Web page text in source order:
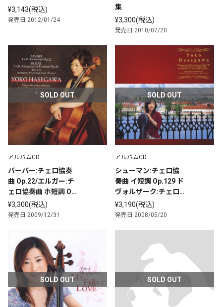
¥3,143(税込)
発売日 2012/01/24
集
¥3,300(税込)
発売日 2010/07/20
SOLD OUT
アルバムCD
バーバー:チェロ協奏
曲 Op.22/エルガー:チ
ェロ協奏曲 ホ短調 Op.
85 ディーリアス(ビー
チャム 編):劇付随音楽
¥3,300(税込)
発売日 2009/12/31
SOLD OUT
アルバムCD
シューマン:チェロ協
奏曲 イ短調 Op.129 ド
ヴォルザーク:チェロ
協奏曲 ロ短調 Op.10
4/森の静けさ B.182
¥3,190(税込)
発売日 2008/05/20
SOLD OUT SOLD OUT